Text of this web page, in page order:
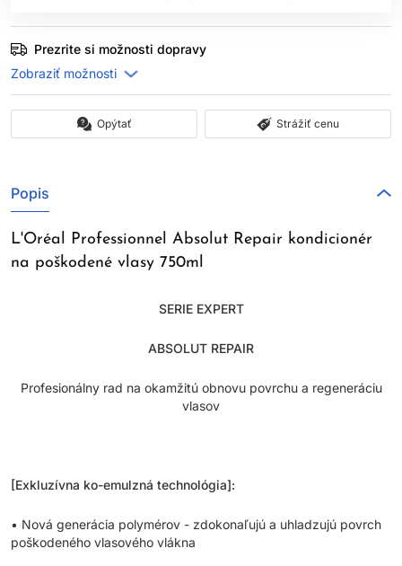
Prezrite si možnosti dopravy
Opýtať Strážiť cenu
Popis
L'Oréal Professionnel Absolut Repair kondicionér
na poškodené vlasy 750ml
SERIE EXPERT
ABSOLUT REPAIR
Profesionálny rad na okamžitú obnovu povrchu a regeneráciu
vlasov
[Exkluzívna ko-emulzná technológia]:
• Nová generácia polymérov - zdokonaľujú a uhladzujú povrch
poškodeného vlasového vlákna